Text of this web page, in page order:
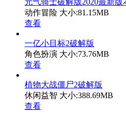
动作冒险 大小:81.15MB
查看
一亿小目标2破解版
角色扮演 大小:73.76MB
查看
植物大战僵尸2破解版
休闲益智 大小:388.69MB
查看